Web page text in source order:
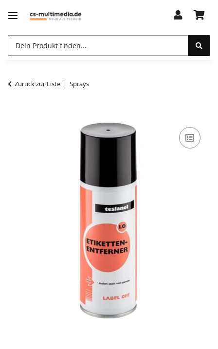
Zurück zur Liste Sprays